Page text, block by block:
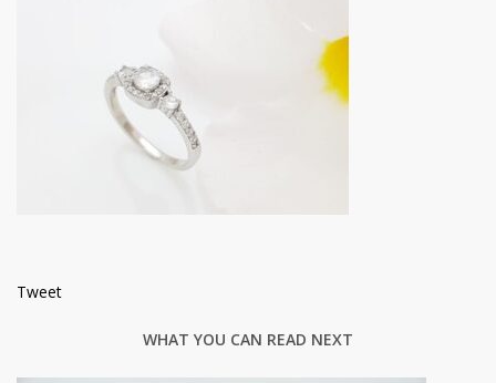
Tweet
WHAT YOU CAN READ NEXT